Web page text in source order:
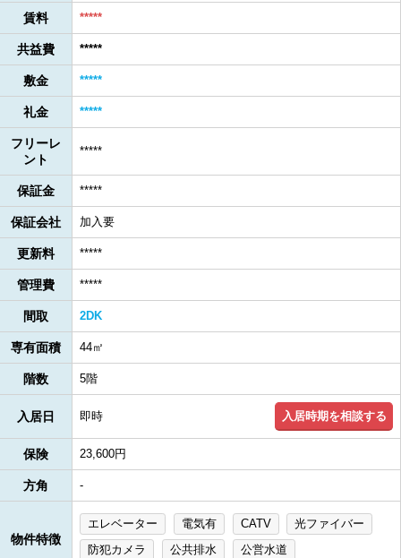
賃料 *****
共益費 *****
敷金 *****
礼金 *****
フリーレ
ント
*****
保証金 *****
保証会社 加入要
更新料 *****
管理費 *****
間取 2DK
専有面積 44㎡
階数 5階
入居日 即時 入居時期を相談する
保険 23,600円
方角 -
物件特徴
エレベーター 電気有 CATV
光ファイバー
防犯カメラ
公共排水 公営水道